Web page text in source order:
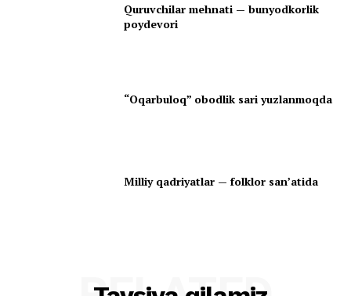
Quruvchilar mehnati — bunyodkorlik
poydevori
“Oqarbuloq” obodlik sari yuzlanmoqda
Milliy qadriyatlar — folklor san’atida